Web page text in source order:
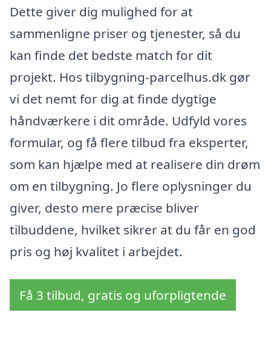
Dette giver dig mulighed for at
sammenligne priser og tjenester, så du
kan finde det bedste match for dit
projekt. Hos tilbygning-parcelhus.dk gør
vi det nemt for dig at finde dygtige
håndværkere i dit område. Udfyld vores
formular, og få flere tilbud fra eksperter,
som kan hjælpe med at realisere din drøm
om en tilbygning. Jo flere oplysninger du
giver, desto mere præcise bliver
tilbuddene, hvilket sikrer at du får en god
pris og høj kvalitet i arbejdet.
Få 3 tilbud, gratis og uforpligtende